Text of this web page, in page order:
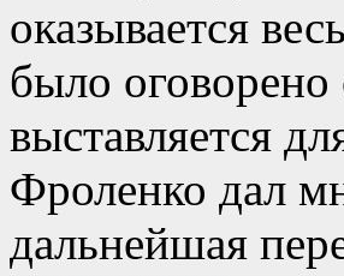
оказывается
было оговорено
выставляется
Фроленко дал
дальнейшая